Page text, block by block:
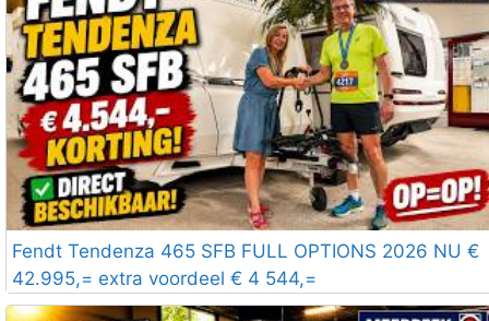
Fendt Tendenza 465 SFB FULL OPTIONS 2026 NU €
42.995,= extra voordeel € 4 544,=